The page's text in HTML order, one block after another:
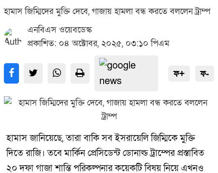
হামাস জিম্মিদের মুক্তি দেবে, গাজায় হামলা বন্ধ করতে বললেন ট্রাম্প
এনবিএস ওয়েবডেস্ক
প্রকাশিত: ০৪ অক্টোবর, ২০২৫, ০৩:১০ পিএম
ফ+ ফ-
হামাস জানিয়েছে, তারা বাকি সব ইসরায়েলি জিম্মিকে মুক্তি
দিতে রাজি। তবে মার্কিন প্রেসিডেন্ট ডোনাল্ড ট্রাম্পের প্রস্তাবিত
২০ দফা গাজা শান্তি পরিকল্পনার কয়েকটি বিষয় নিয়ে এখনও